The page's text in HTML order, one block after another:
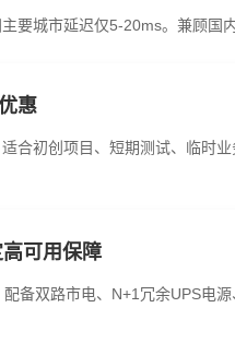
要城市延迟仅5-20ms。兼顾国
惠
合初创项目、短期测试、临时
可用保障
备双路市电、N+1冗余UPS电